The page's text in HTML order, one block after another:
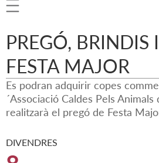
PREGÓ, BRINDIS
FESTA MAJOR
Es podran adquirir copes
´Associació Caldes Pels
realitzarà el pregó de Festa
DIVENDRES